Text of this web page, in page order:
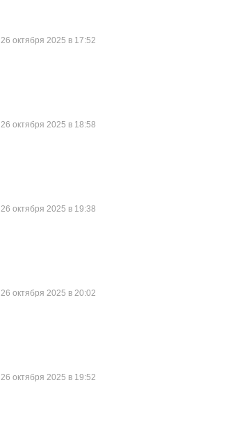
26 октября 2025 в 17:52
26 октября 2025 в 18:58
26 октября 2025 в 19:38
26 октября 2025 в 20:02
26 октября 2025 в 19:52